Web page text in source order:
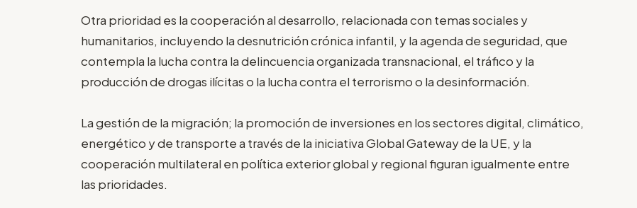
Otra prioridad es la cooperación al desarrollo, relacionada con temas sociales y
humanitarios, incluyendo la desnutrición crónica infantil, y la agenda de seguridad, que
contempla la lucha contra la delincuencia organizada transnacional, el tráfico y la
producción de drogas ilícitas o la lucha contra el terrorismo o la desinformación.
La gestión de la migración; la promoción de inversiones en los sectores digital, climático,
energético y de transporte a través de la iniciativa Global Gateway de la UE, y la
cooperación multilateral en política exterior global y regional figuran igualmente entre
las prioridades.